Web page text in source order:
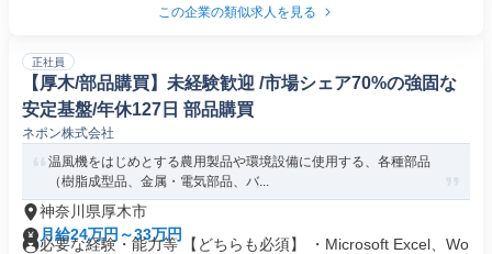
この企業の類似求人を見る
正社員
【厚木/部品購買】未経験歓迎 /市場シェア70%の強固な
安定基盤/年休127日 部品購買
ネポン株式会社
温風機をはじめとする農用製品や環境設備に使用する、各種部品
（樹脂成型品、金属・電気部品、バ...
神奈川県厚木市
月給24万円～33万円
必要な経験・能力等 【どちらも必須】 ・Microsoft Excel、Wo